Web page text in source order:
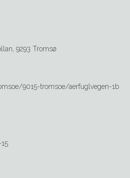
9293 Tromsø
9015-tromsoe/aerfuglvegen-1b